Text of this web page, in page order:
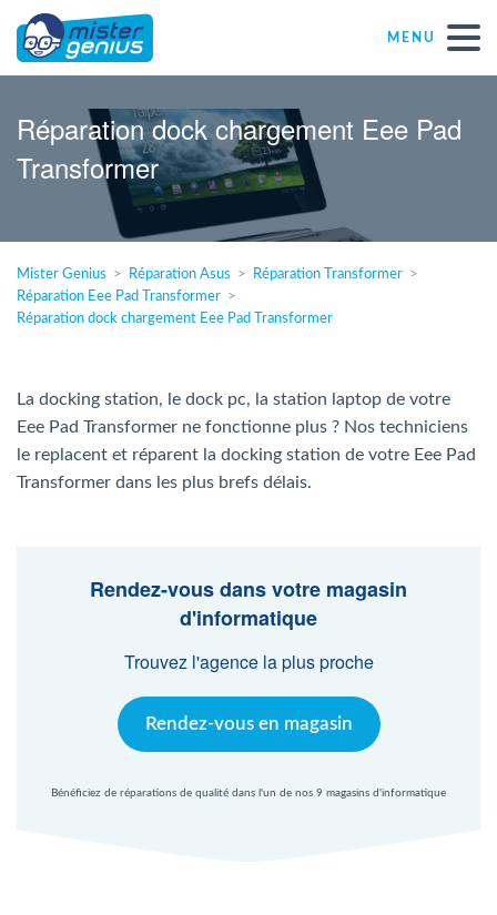
MENU
Réparations – Dépannages
Magasins informatiques toutes marques
Particulier
Indépendant
Réparation dock chargement Eee Pad
Transformer
Mister Genius Réparation Asus
Réparation Transformer
Réparation Eee Pad Transformer
Réparation dock chargement Eee Pad Transformer
La docking station, le dock pc, la station laptop de votre
Eee Pad Transformer ne fonctionne plus ? Nos techniciens
le replacent et réparent la docking station de votre Eee Pad
Transformer dans les plus brefs délais.
Rendez-vous dans votre magasin
d'informatique
Trouvez l'agence la plus proche
Rendez-vous en magasin
Bénéficiez de réparations de qualité dans l'un de nos 9 magasins d'informatique